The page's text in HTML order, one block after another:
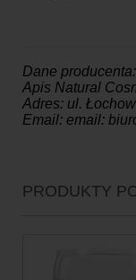
Dane producenta:
Apis Natural
Adres: ul.
Email: email:
PRODUKTY